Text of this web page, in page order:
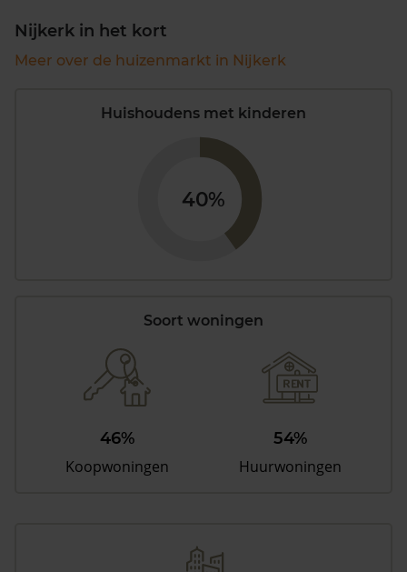
Nijkerk in het kort
Meer over de huizenmarkt in Nijkerk
Huishoudens met kinderen
40%
Soort woningen
46%
Koopwoningen
54%
Huurwoningen